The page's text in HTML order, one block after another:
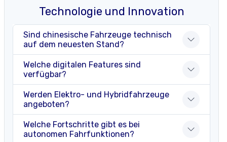
Technologie und Innovation
Sind chinesische Fahrzeuge technisch
auf dem neuesten Stand?
Welche digitalen Features sind
verfügbar?
Werden Elektro- und Hybridfahrzeuge
angeboten?
Welche Fortschritte gibt es bei
autonomen Fahrfunktionen?